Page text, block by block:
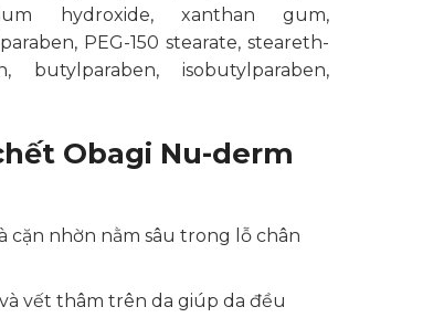
hydroxide, xanthan gum,
PEG-150 stearate, steareth-
butylparaben, isobutylparaben,
Obagi Nu-derm
cặn nhờn nằm sâu trong lỗ chân
vết thâm trên da giúp da đều